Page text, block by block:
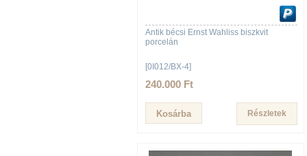
Antik bécsi Ernst Wahliss biszkvit
porcelán
[0I012/BX-4]
240.000 Ft
Részletek